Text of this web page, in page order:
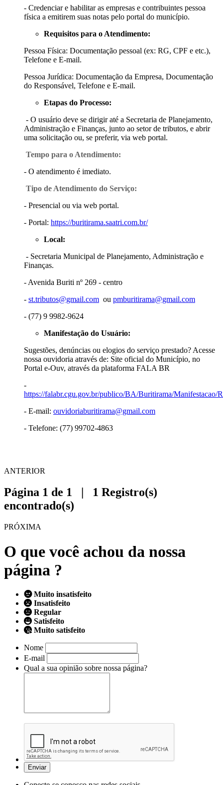
- Credenciar e habilitar as empresas e contribuintes pessoa
física a emitirem suas notas pelo portal do município.
Requisitos para o Atendimento:
Pessoa Física: Documentação pessoal (ex: RG, CPF e etc.),
Telefone e E-mail.
Pessoa Jurídica: Documentação da Empresa, Documentação
do Responsável, Telefone e E-mail.
Etapas do Processo:
- O usuário deve se dirigir até a Secretaria de Planejamento,
Administração e Finanças, junto ao setor de tributos, e abrir
uma solicitação ou, se preferir, via web portal.
Tempo para o Atendimento:
- O atendimento é imediato.
Tipo de Atendimento do Serviço:
- Presencial ou via web portal.
- Portal: https://buritirama.saatri.com.br/
Local:
- Secretaria Municipal de Planejamento, Administração e
Finanças.
- Avenida Buriti nº 269 - centro
- st.tributos@gmail.com ou pmburitirama@gmail.com
- (77) 9 9982-9624
Manifestação do Usuário:
Sugestões, denúncias ou elogios do serviço prestado? Acesse
nossa ouvidoria através de: Site oficial do Município, no
Portal e-Ouv, através da plataforma FALA BR
-
https://falabr.cgu.gov.br/publico/BA/Buritirama/Manifestacao/
- E-mail: ouvidoriaburitirama@gmail.com
- Telefone: (77) 99702-4863
ANTERIOR
Página 1 de 1 | 1 Registro(s)
encontrado(s)
PRÓXIMA
O que você achou da nossa
página ?
Muito insatisfeito
Insatisfeito
Regular
Satisfeito
Muito satisfeito
Nome
E-mail
Qual a sua opinião sobre nossa página?